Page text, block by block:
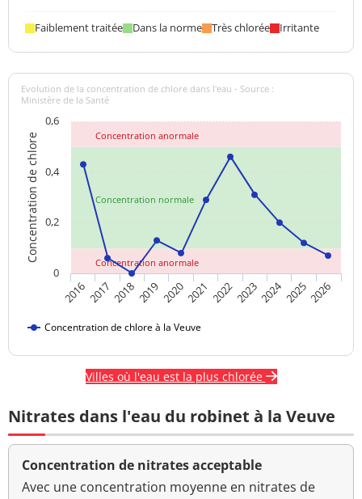
Faiblement traitée Dans la norme Très chlorée Irritante
Concentration normale
Concentration anormale
Concentration anormale
Concentration de chlore
Evolution de la concentration de chlore dans l'eau - Source :
Ministère de la Santé
Concentration de chlore à la Veuve
20162017 2018201920202021 20222023202420252026
0
0,2
0,4
0,6
Villes où l'eau est la plus chlorée
Nitrates dans l'eau du robinet à la Veuve
Concentration de nitrates acceptable
Avec une concentration moyenne en nitrates de